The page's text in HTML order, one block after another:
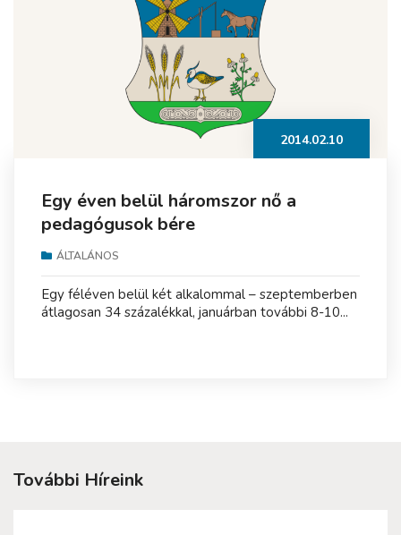
2014.02.10
Egy éven belül háromszor nő a
pedagógusok bére
ÁLTALÁNOS
Egy féléven belül két alkalommal – szeptemberben
átlagosan 34 százalékkal, januárban további 8-10...
További Híreink